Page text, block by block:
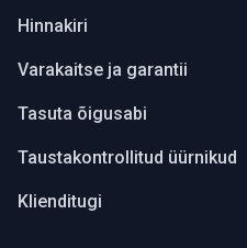
Hinnakiri
Varakaitse ja garantii
Tasuta õigusabi
Taustakontrollitud üürnikud
Klienditugi